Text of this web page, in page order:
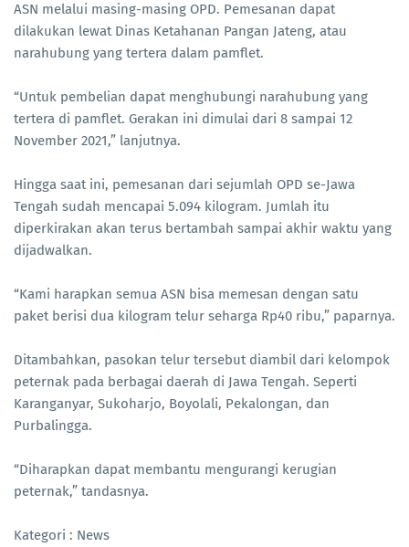
ASN melalui masing-masing OPD. Pemesanan dapat
dilakukan lewat Dinas Ketahanan Pangan Jateng, atau
narahubung yang tertera dalam pamflet.
“Untuk pembelian dapat menghubungi narahubung yang
tertera di pamflet. Gerakan ini dimulai dari 8 sampai 12
November 2021,” lanjutnya.
Hingga saat ini, pemesanan dari sejumlah OPD se-Jawa
Tengah sudah mencapai 5.094 kilogram. Jumlah itu
diperkirakan akan terus bertambah sampai akhir waktu yang
dijadwalkan.
“Kami harapkan semua ASN bisa memesan dengan satu
paket berisi dua kilogram telur seharga Rp40 ribu,” paparnya.
Ditambahkan, pasokan telur tersebut diambil dari kelompok
peternak pada berbagai daerah di Jawa Tengah. Seperti
Karanganyar, Sukoharjo, Boyolali, Pekalongan, dan
Purbalingga.
“Diharapkan dapat membantu mengurangi kerugian
peternak,” tandasnya.
Kategori : News